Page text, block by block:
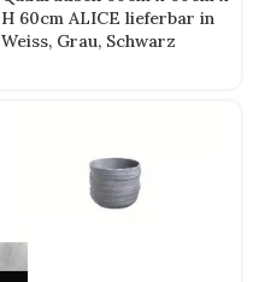
H 60cm ALICE lieferbar in
Weiss, Grau, Schwarz